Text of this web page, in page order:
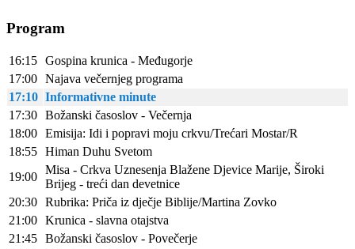
Program
16:15 Gospina krunica - Međugorje
17:00 Najava večernjeg programa
17:10 Informativne minute
17:30 Božanski časoslov - Večernja
18:00 Emisija: Idi i popravi moju crkvu/Trećari Mostar/R
18:55 Himan Duhu Svetom
19:00
Misa - Crkva Uznesenja Blažene Djevice Marije, Široki
Brijeg - treći dan devetnice
20:30 Rubrika: Priča iz dječje Biblije/Martina Zovko
21:00 Krunica - slavna otajstva
21:45 Božanski časoslov - Povečerje